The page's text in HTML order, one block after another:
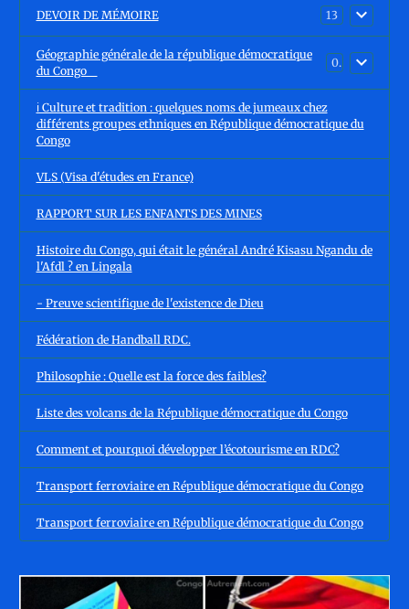
DEVOIR DE MÉMOIRE 13
Géographie générale de la république démocratique
du Congo
0
ℹ️ Culture et tradition : quelques noms de jumeaux chez
différents groupes ethniques en République démocratique du
Congo
VLS (Visa d'études en France)
RAPPORT SUR LES ENFANTS DES MINES
Histoire du Congo, qui était le général André Kisasu Ngandu de
l'Afdl ? en Lingala
- Preuve scientifique de l'existence de Dieu
Fédération de Handball RDC.
Philosophie : Quelle est la force des faibles?
Liste des volcans de la République démocratique du Congo
Comment et pourquoi développer l’écotourisme en RDC?
Transport ferroviaire en République démocratique du Congo
Transport ferroviaire en République démocratique du Congo